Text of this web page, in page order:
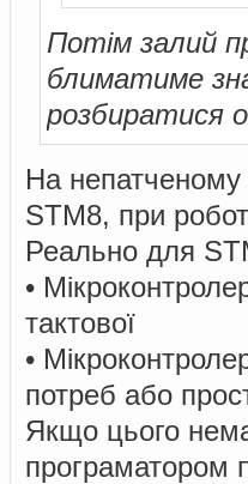
Потім залий
блиматиме
розбиратися
На непатченому
STM8, при
Реально для
•
тактової
•
потреб або
Якщо цього
програматором